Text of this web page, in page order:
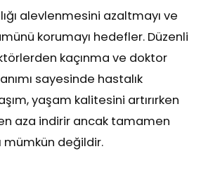
alevlenmesini azaltmayı ve
korumayı hedefler. Düzenli
kaçınma ve doktor
sayesinde hastalık
yaşam kalitesini artırırken
aza indirir ancak tamamen
mümkün değildir.